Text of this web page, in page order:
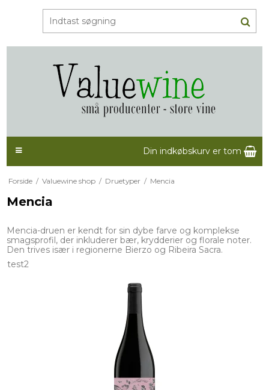
Din indkøbskurv er tom
Forside / Valuewine shop / Druetyper / Mencia
Mencia
Mencia-druen er kendt for sin dybe farve og komplekse
smagsprofil, der inkluderer bær, krydderier og florale noter.
Den trives især i regionerne Bierzo og Ribeira Sacra.
test2